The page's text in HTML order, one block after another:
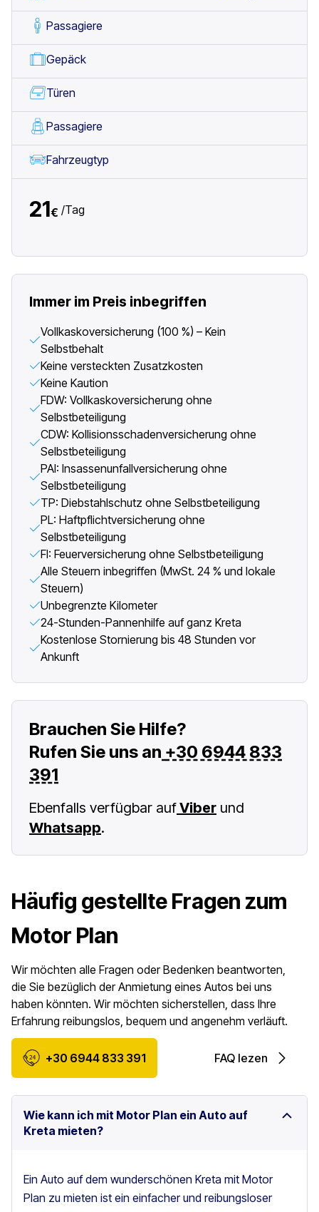
Passagiere
Gepäck
Türen
Passagiere
Fahrzeugtyp
21€ /Tag
Immer im Preis inbegriffen
Vollkaskoversicherung (100 %) – Kein
Selbstbehalt
Keine versteckten Zusatzkosten
Keine Kaution
FDW: Vollkaskoversicherung ohne
Selbstbeteiligung
CDW: Kollisionsschadenversicherung ohne
Selbstbeteiligung
PAI: Insassenunfallversicherung ohne
Selbstbeteiligung
TP: Diebstahlschutz ohne Selbstbeteiligung
PL: Haftpflichtversicherung ohne
Selbstbeteiligung
FI: Feuerversicherung ohne Selbstbeteiligung
Alle Steuern inbegriffen (MwSt. 24 % und lokale
Steuern)
Unbegrenzte Kilometer
24-Stunden-Pannenhilfe auf ganz Kreta
Kostenlose Stornierung bis 48 Stunden vor
Ankunft
Brauchen Sie Hilfe?
Rufen Sie uns an +30 6944 833
391
Ebenfalls verfügbar aufViber und
Whatsapp.
Häufig gestellte Fragen zum
Motor Plan
Wir möchten alle Fragen oder Bedenken beantworten,
die Sie bezüglich der Anmietung eines Autos bei uns
haben könnten. Wir möchten sicherstellen, dass Ihre
Erfahrung reibungslos, bequem und angenehm verläuft.
+30 6944 833 391 FAQ lezen
Wie kann ich mit Motor Plan ein Auto auf
Kreta mieten?
Ein Auto auf dem wunderschönen Kreta mit Motor
Plan zu mieten ist ein einfacher und reibungsloser